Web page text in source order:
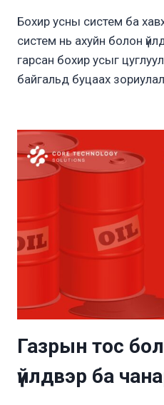
Бохир усны систем ба
систем нь ахуйн болон
гарсан бохир усыг
байгальд буцаах
Газрын тос
үйлдвэр ба